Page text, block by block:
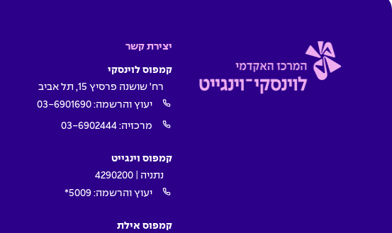
יצירת קשר
קמפוס לוינסקי
רח' שושנה פרסיץ 15, תל אביב
יעוץ והרשמה: 03-6901690
מרכזיה: 03-6902444
קמפוס וינגייט
נתניה | 4290200
יעוץ והרשמה: 5009*
קמפוס אילת